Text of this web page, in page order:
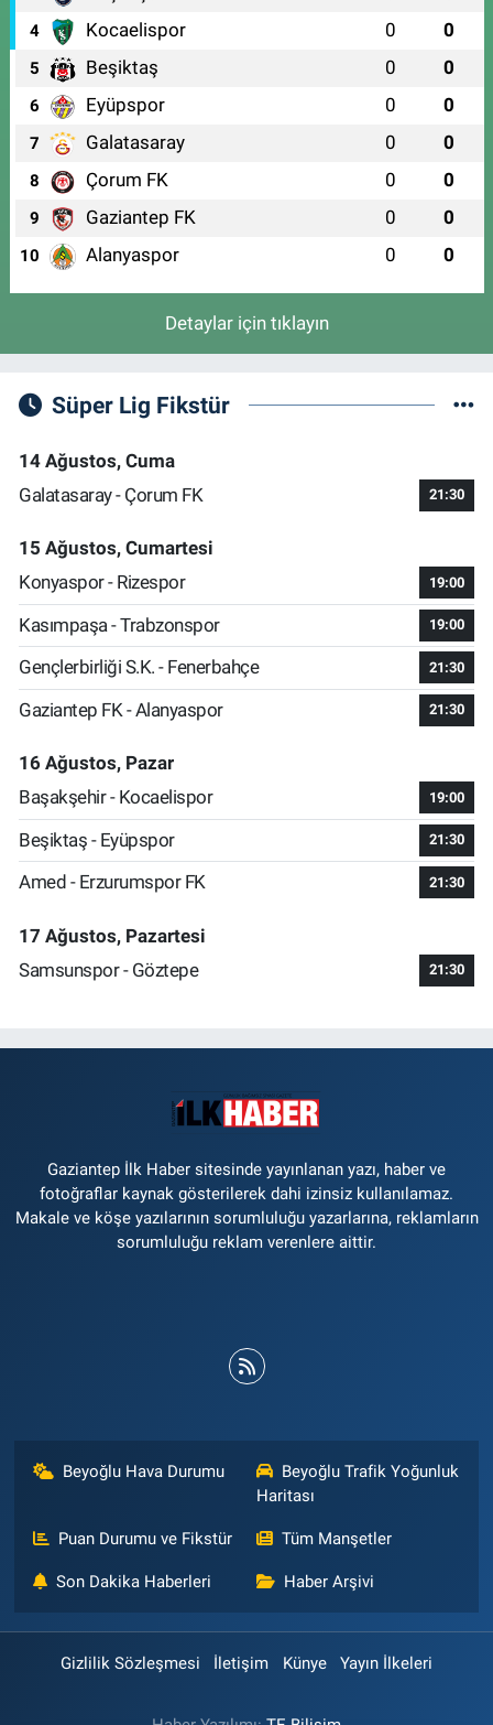
4 Kocaelispor 0 0
5 Beşiktaş 0 0
6 Eyüpspor 0 0
7 Galatasaray 0 0
8 Çorum FK 0 0
9 Gaziantep FK 0 0
10 Alanyaspor 0 0
Detaylar için tıklayın
Süper Lig Fikstür
14 Ağustos, Cuma
Galatasaray - Çorum FK
21:30
15 Ağustos, Cumartesi
Konyaspor - Rizespor
19:00
Kasımpaşa - Trabzonspor 19:00
Gençlerbirliği S.K. - Fenerbahçe 21:30
Gaziantep FK - Alanyaspor 21:30
16 Ağustos, Pazar
Başakşehir - Kocaelispor
19:00
Beşiktaş - Eyüpspor 21:30
Amed - Erzurumspor FK 21:30
17 Ağustos, Pazartesi
Samsunspor - Göztepe
21:30
Gaziantep İlk Haber sitesinde yayınlanan yazı, haber ve
fotoğraflar kaynak gösterilerek dahi izinsiz kullanılamaz.
Makale ve köşe yazılarının sorumluluğu yazarlarına, reklamların
sorumluluğu reklam verenlere aittir.
Beyoğlu Hava Durumu
Beyoğlu Trafik Yoğunluk
Haritası
Puan Durumu ve Fikstür Tüm Manşetler
Son Dakika Haberleri Haber Arşivi
Gizlilik Sözleşmesi İletişim Künye Yayın İlkeleri